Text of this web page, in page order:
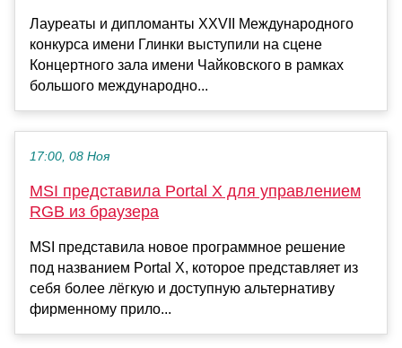
Лауреаты и дипломанты XXVII Международного
конкурса имени Глинки выступили на сцене
Концертного зала имени Чайковского в рамках
большого международно...
17:00, 08 Ноя
MSI представила Portal X для управлением
RGB из браузера
MSI представила новое программное решение
под названием Portal X, которое представляет из
себя более лёгкую и доступную альтернативу
фирменному прило...